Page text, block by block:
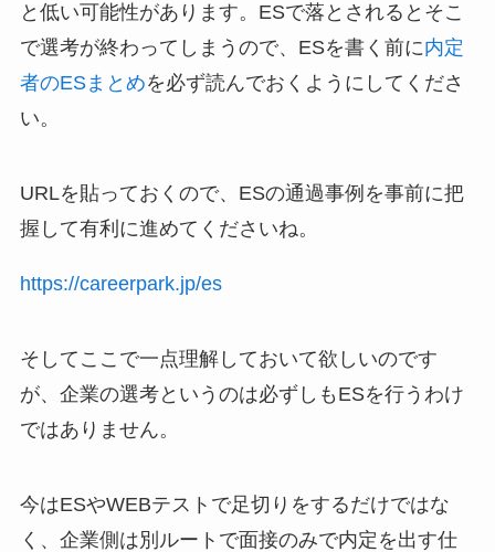
と低い可能性があります。ESで落とされるとそこ
で選考が終わってしまうので、ESを書く前に内定
者のESまとめを必ず読んでおくようにしてくださ
い。
URLを貼っておくので、ESの通過事例を事前に把
握して有利に進めてくださいね。
https://careerpark.jp/es
そしてここで一点理解しておいて欲しいのです
が、企業の選考というのは必ずしもESを行うわけ
ではありません。
今はESやWEBテストで足切りをするだけではな
く、企業側は別ルートで面接のみで内定を出す仕